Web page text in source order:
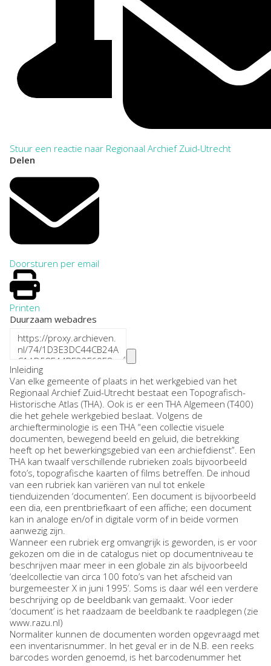
Stuur een reactie naar Regionaal Archief Zuid-Utrecht
Delen
Doorsturen per email
Printen
Duurzaam webadres
Inleiding
Van elke gemeente of plaats in het werkgebied van het
Regionaal Archief Zuid-Utrecht bestaat een Topografisch-
Historische Atlas (THA). Ook is er een THA Algemeen (T400)
die het gehele werkgebied beslaat. Volgens de
archiefterminologie is een THA “een collectie visuele
documenten, bewegend beeld en geluid, die betrekking
heeft op het bewerkingsgebied van een archiefdienst”. Een
THA kan twaalf verschillende rubrieken zoals bijvoorbeeld
foto’s, topografische kaarten of films betreffen. De inhoud
van een rubriek kan variëren van nul tot enkele
tienduizenden ‘documenten’. Een document is bijvoorbeeld
een dia, een prentbriefkaart of een affiche; een document
kan in analoge en/of in digitale vorm of in beide vormen
aanwezig zijn.
Wanneer een rubriek erg omvangrijk is geworden, is er voor
gekozen om die in de catalogus niet op documentniveau te
beschrijven maar meer in een globale zin als bijvoorbeeld
‘deelcollectie van circa 100 foto’s van het afscheid van
burgemeester X in juni 1995’. Soms is daar wél een verdere
beschrijving op de beeldbank van gemaakt. Voor ieder
‘document’ is het raadzaam de beeldbank te raadplegen (zie
www.razu.nl)
Normaliter kunnen de documenten worden opgevraagd met
een inventarisnummer. In het geval er in de N.B. een reeks
barcodes worden genoemd, is het barcodenummer het